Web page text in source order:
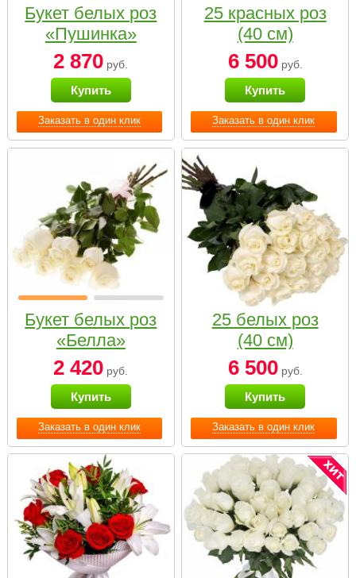
Заказать в один клик
Букет белых роз
«Пушинка»
2 870 руб.
Купить
Заказать в один клик
25 красных роз
(40 см)
6 500руб.
Купить
Заказать в один клик
Букет белых роз
«Белла»
2 420 руб.
Купить
Заказать в один клик
25 белых роз
(40 см)
6 500руб.
Купить